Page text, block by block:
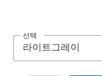
선택